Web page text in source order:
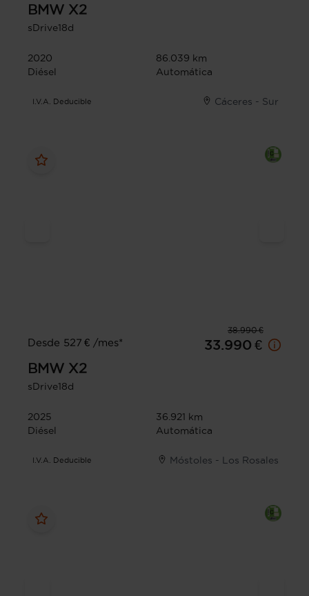
BMW X2
sDrive18d
2020
86.039 km
Diésel
Automática
I.V.A. Deducible Cáceres - Sur
38.990 €
Desde 527 € /mes*
33.990 €
BMW X2
sDrive18d
2025
36.921 km
Diésel
Automática
I.V.A. Deducible Móstoles - Los Rosales